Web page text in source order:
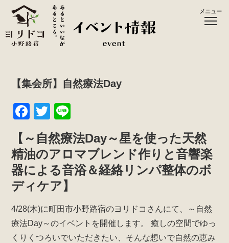
メニュー
【集会所】自然療法Day
F
c
e
b
o
o
k
T
wi
tt
er
n
e
【～自然療法Day～星を使った天然
精油のアロマブレンド作りと音響楽
器による音浴＆経絡リンパ整体のボ
ディケア】
4/28(木)に町田市小野路宿のヨリドコさんにて、～自然
療法Day～のイベントを開催します。
癒しの空間でゆっ
くりくつろいでいただきたい、そんな想いで自然の恵み